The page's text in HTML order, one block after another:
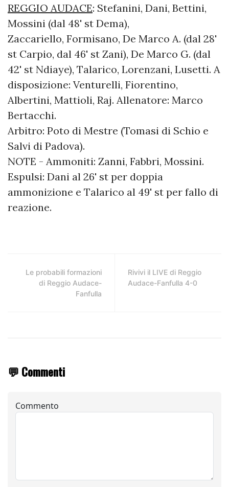
REGGIO AUDACE: Stefanini, Dani, Bettini,
Mossini (dal 48' st Dema),
Zaccariello, Formisano, De Marco A. (dal 28'
st Carpio, dal 46' st Zani), De Marco G. (dal
42' st Ndiaye), Talarico, Lorenzani, Lusetti. A
disposizione: Venturelli, Fiorentino,
Albertini, Mattioli, Raj. Allenatore: Marco
Bertacchi.
Arbitro: Poto di Mestre (Tomasi di Schio e
Salvi di Padova).
NOTE - Ammoniti: Zanni, Fabbri, Mossini.
Espulsi: Dani al 26' st per doppia
ammonizione e Talarico al 49' st per fallo di
reazione.
Le probabili formazioni
di Reggio Audace-
Fanfulla
Rivivi il LIVE di Reggio
Audace-Fanfulla 4-0
💬 Commenti